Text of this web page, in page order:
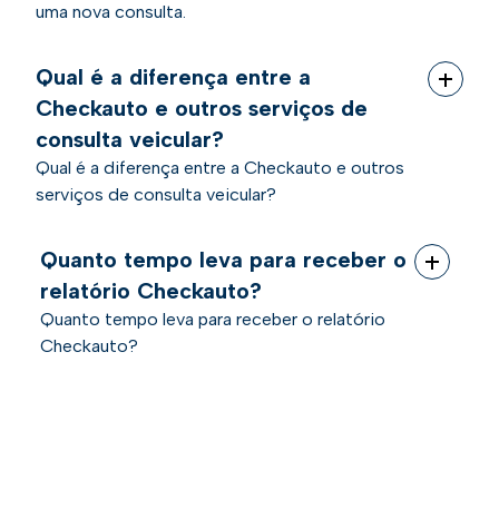
uma nova consulta.
Qual é a diferença entre a
Checkauto e outros serviços de
consulta veicular?
Qual é a diferença entre a Checkauto e outros
serviços de consulta veicular?
Quanto tempo leva para receber o
relatório Checkauto?
Quanto tempo leva para receber o relatório
Checkauto?